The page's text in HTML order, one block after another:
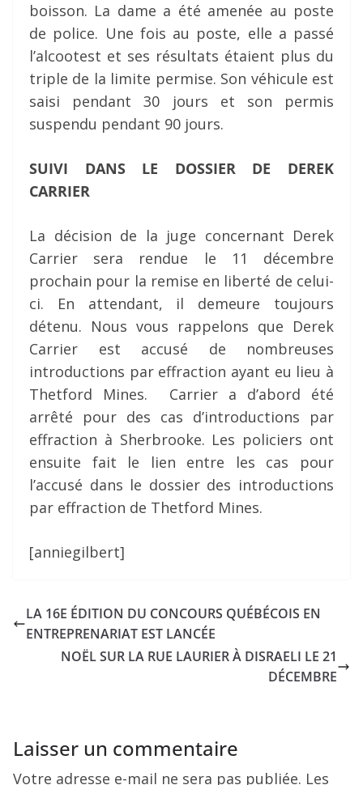
boisson. La dame a été amenée au poste
de police. Une fois au poste, elle a passé
l’alcootest et ses résultats étaient plus du
triple de la limite permise. Son véhicule est
saisi pendant 30 jours et son permis
suspendu pendant 90 jours.
SUIVI DANS LE DOSSIER DE DEREK
CARRIER
La décision de la juge concernant Derek
Carrier sera rendue le 11 décembre
prochain pour la remise en liberté de celui-
ci. En attendant, il demeure toujours
détenu. Nous vous rappelons que Derek
Carrier est accusé de nombreuses
introductions par effraction ayant eu lieu à
Thetford Mines. Carrier a d’abord été
arrêté pour des cas d’introductions par
effraction à Sherbrooke. Les policiers ont
ensuite fait le lien entre les cas pour
l’accusé dans le dossier des introductions
par effraction de Thetford Mines.
[anniegilbert]
LA 16E ÉDITION DU CONCOURS QUÉBÉCOIS EN
ENTREPRENARIAT EST LANCÉE
NOËL SUR LA RUE LAURIER À DISRAELI LE 21
DÉCEMBRE
Laisser un commentaire
Votre adresse e-mail ne sera pas publiée. Les